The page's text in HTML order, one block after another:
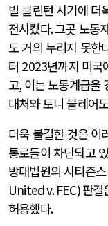
빌 클린턴 시기에 더
전시켰다.그곳 노동
도 거의 누리지 못한
터 2023년까지 미국
고, 이는 노동계급을
대처와 토니 블레어
더욱 불길한 것은 이
통로들이 차단되고
방대법원의 시티즌
United v. FEC)판결
허용했다.